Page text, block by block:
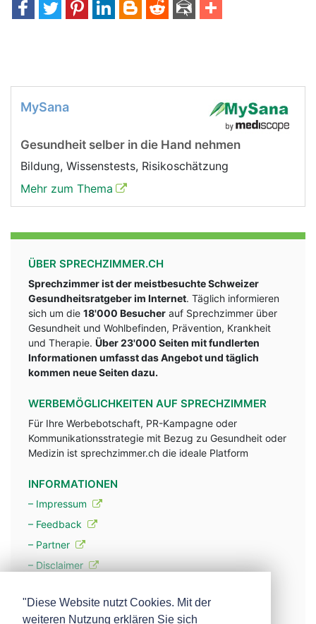
MySana
Gesundheit selber in die Hand nehmen
Bildung, Wissenstests, Risikoschätzung
Mehr zum Thema
ÜBER SPRECHZIMMER.CH
Sprechzimmer ist der meistbesuchte Schweizer
Gesundheitsratgeber im Internet. Täglich informieren
sich um die 18'000 Besucher auf Sprechzimmer über
Gesundheit und Wohlbefinden, Prävention, Krankheit
und Therapie. Über 23'000 Seiten mit fundlerten
Informationen umfasst das Angebot und täglich
kommen neue Seiten dazu.
WERBEMÖGLICHKEITEN AUF SPRECHZIMMER
Für Ihre Werbebotschaft, PR-Kampagne oder
Kommunikationsstrategie mit Bezug zu Gesundheit oder
Medizin ist sprechzimmer.ch die ideale Platform
INFORMATIONEN
– Impressum
– Feedback
– Partner
– Disclaimer
– Werbung
"Diese Website nutzt Cookies. Mit der
weiteren Nutzung erklären Sie sich